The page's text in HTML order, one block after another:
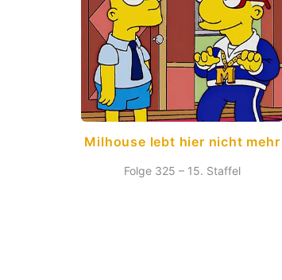
Milhouse lebt hier nicht mehr
Folge 325 – 15. Staffel